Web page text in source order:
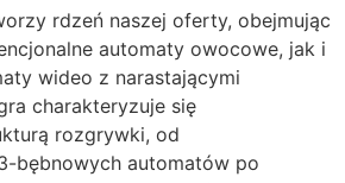
rdzeń naszej oferty, obejmując
automaty owocowe, jak i
wideo z narastającymi
charakteryzuje się
rozgrywki, od
bębnowych automatów po